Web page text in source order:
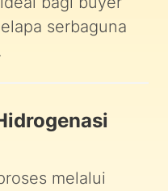
serbaguna
melalui